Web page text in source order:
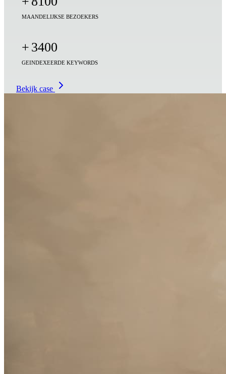
MAANDELIJKSE BEZOEKERS
+ 3400
GEINDEXEERDE KEYWORDS
Bekijk case